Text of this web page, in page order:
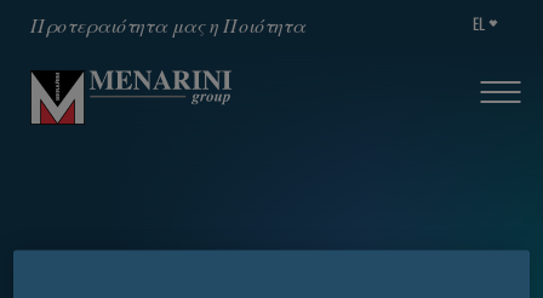
Προτεραιότητα μας η Ποιότητα EL